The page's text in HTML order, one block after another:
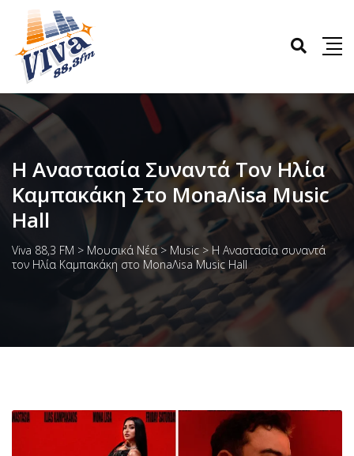
Η Αναστασία Συναντά Τον Ηλία
Καμπακάκη Στο MonaΛisa Music
Hall
Viva 88,3 FM > Μουσικά Νέα > Music > Η Αναστασία συναντά
τον Ηλία Καμπακάκη στο MonaΛisa Music Hall